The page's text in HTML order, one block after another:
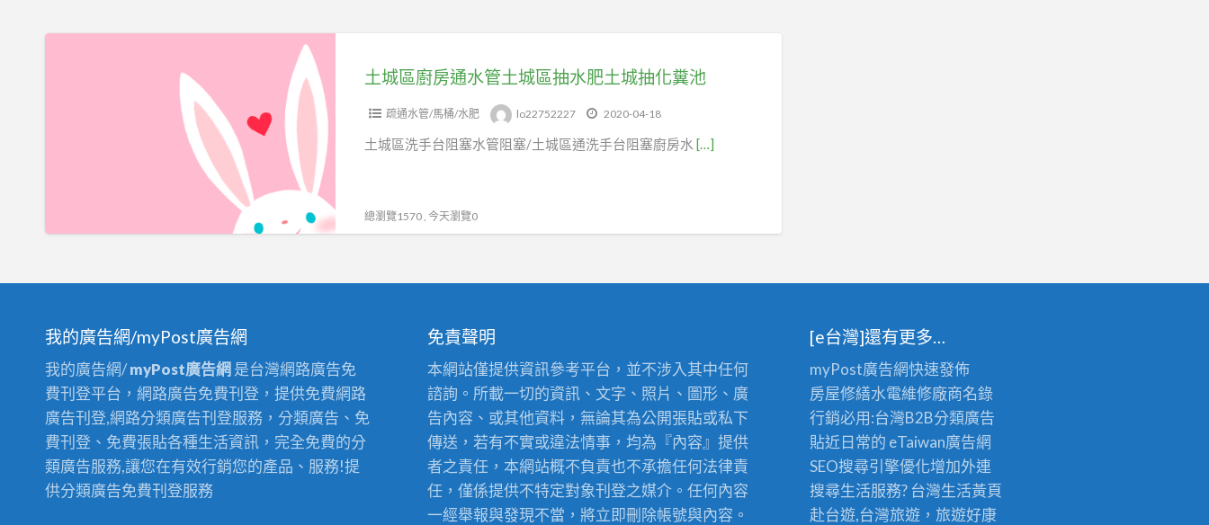
管、
不
嗎
城
水
管
土
區
水
肥
土
城
抽
化
糞
土城區廚房通水管土城區抽水肥土城抽化糞池
疏通水管/馬桶/水肥 lo22752227 2020-04-18
土城區洗手台阻塞水管阻塞/土城區通洗手台阻塞廚房水 […]
總瀏覽1570 , 今天瀏覽0
我的廣告網/myPost廣告網
我的廣告網/myPost廣告網 是台灣網路廣告免
費刊登平台，網路廣告免費刊登，提供免費網路
廣告刊登,網路分類廣告刊登服務，分類廣告、免
費刊登、免費張貼各種生活資訊，完全免費的分
類廣告服務,讓您在有效行銷您的產品、服務!提
供分類廣告免費刊登服務
免責聲明
本網站僅提供資訊參考平台，並不涉入其中任何
諮詢。所載一切的資訊、文字、照片、圖形、廣
告內容、或其他資料，無論其為公開張貼或私下
傳送，若有不實或違法情事，均為『內容』提供
者之責任，本網站概不負責也不承擔任何法律責
任，僅係提供不特定對象刊登之媒介。任何內容
一經舉報與發現不當，將立即刪除帳號與內容。
[e台灣]還有更多…
myPost廣告網快速發佈
房屋修繕水電維修廠商名錄
行銷必用:台灣B2B分類廣告
貼近日常的 eTaiwan廣告網
SEO搜尋引擎優化增加外連
搜尋生活服務? 台灣生活黃頁
赴台遊,台灣旅遊 ，旅遊好康